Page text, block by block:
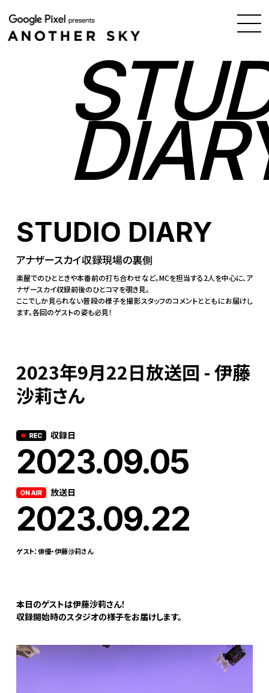
STUDIO DIARY
アナザースカイ収録現場の裏側
楽屋でのひとときや本番前の打ち合わせなど。MCを担当する2人を中心に、ア
ナザースカイ収録前後のひとコマを覗き見。
ここでしか見られない普段の様子を撮影スタッフのコメントとともにお届けし
ます。各回のゲストの姿も必見！
2023年9月22日放送回 - 伊藤
沙莉さん
収録日
2023.09.05
放送日
2023.09.22
ゲスト：俳優・伊藤沙莉さん
本日のゲストは伊藤沙莉さん！
収録開始時のスタジオの様子をお届けします。